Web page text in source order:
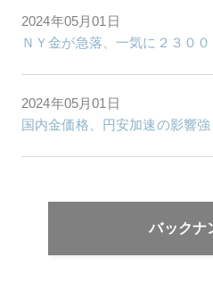
2024年05月01日
ＮＹ金が急落、一気に２３０
2024年05月01日
国内金価格、円安加速の影響強
バックナ